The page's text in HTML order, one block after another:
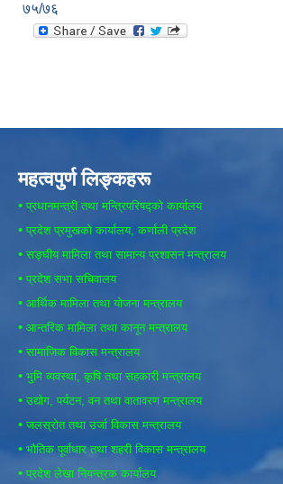
७५/७६
महत्वपुर्ण लिङ्कहरू
• प्रधानमन्त्री तथा मन्त्रिपरिषद्को कार्यालय
• प्रदेश प्रमुखको कार्यालय, कर्णाली प्रदेश
• सङ्घीय मामिला तथा सामान्य प्रशासन मन्त्रालय
• प्रदेश सभा सचिवालय
• आर्थिक मामिला तथा योजना मन्त्रालय
• आन्तरिक मामिला तथा कानून मन्त्रालय
• सामाजिक विकास मन्त्रालय
• भुमि व्यवस्था, कृषि तथा सहकारी मन्त्रालय
• उद्योग, पर्यटन, वन तथा वातावरण मन्त्रालय
• जलस्रोत तथा उर्जा विकास मन्त्रालय
• भौतिक पूर्वाधार तथा शहरी विकास मन्त्रालय
• प्रदेश लेखा नियन्त्रक कार्यालय